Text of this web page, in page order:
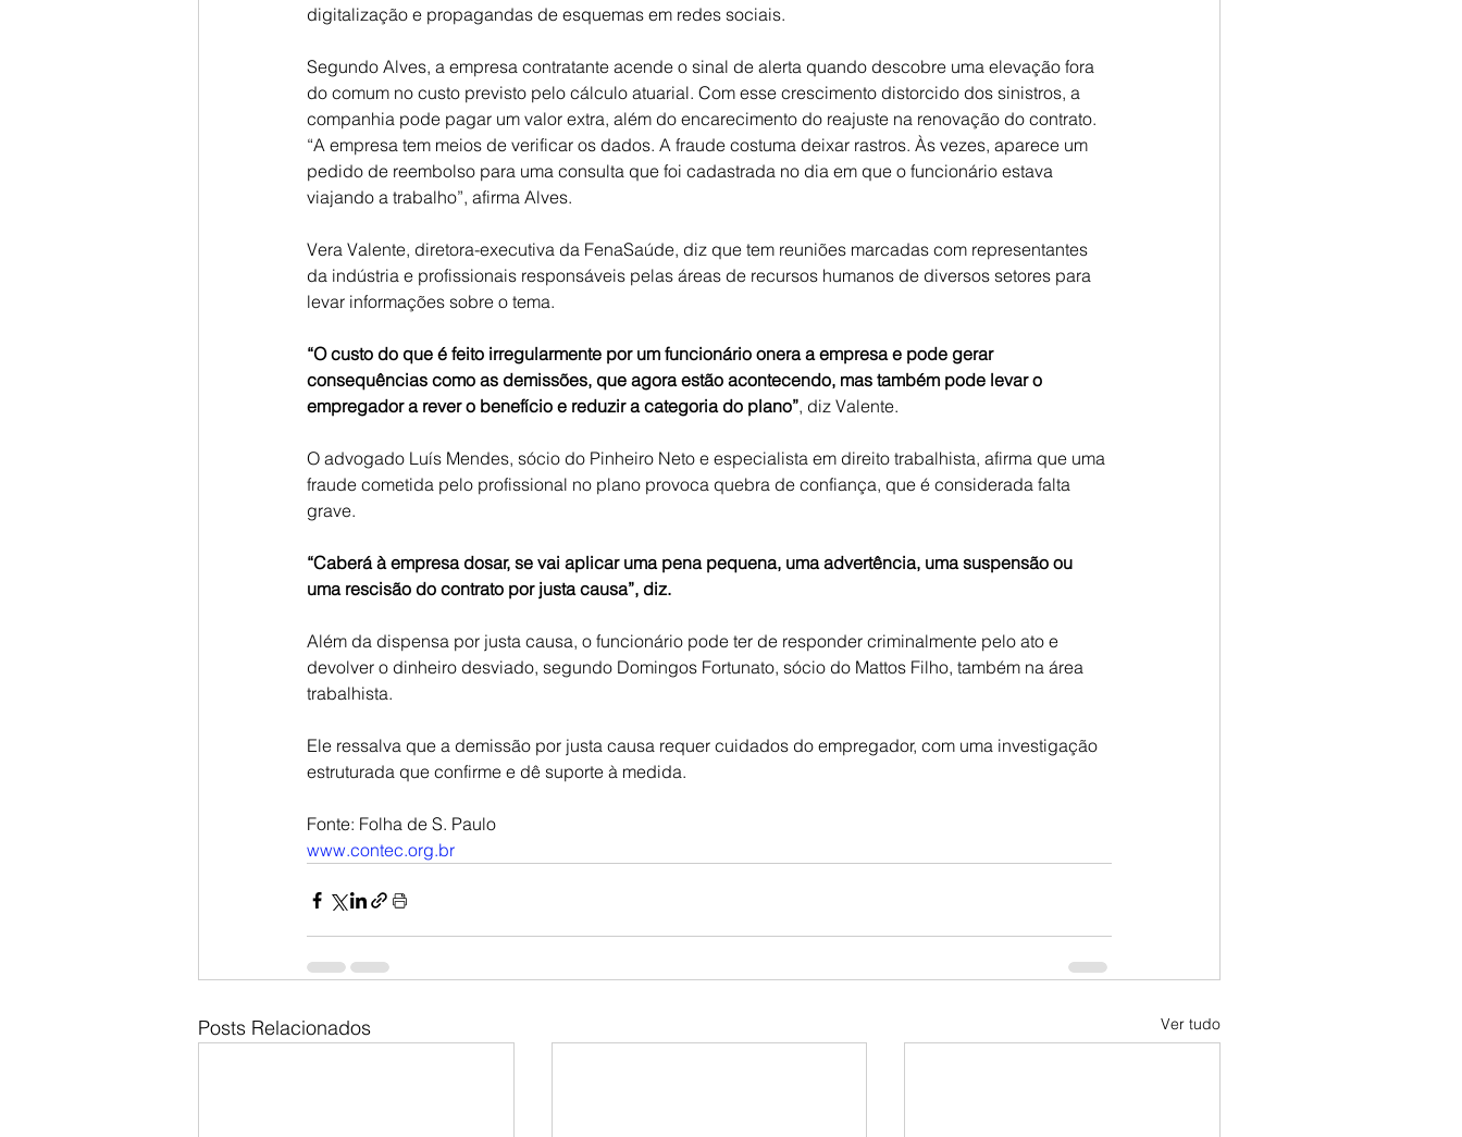
digitalização e propagandas de esquemas em redes sociais.
Segundo Alves, a empresa contratante acende o sinal de alerta quando descobre uma elevação fora
do comum no custo previsto pelo cálculo atuarial. Com esse crescimento distorcido dos sinistros, a
companhia pode pagar um valor extra, além do encarecimento do reajuste na renovação do contrato.
“A empresa tem meios de verificar os dados. A fraude costuma deixar rastros. Às vezes, aparece um
pedido de reembolso para uma consulta que foi cadastrada no dia em que o funcionário estava
viajando a trabalho”, afirma Alves.
Vera Valente, diretora-executiva da FenaSaúde, diz que tem reuniões marcadas com representantes
da indústria e profissionais responsáveis pelas áreas de recursos humanos de diversos setores para
levar informações sobre o tema.
“O custo do que é feito irregularmente por um funcionário onera a empresa e pode gerar
consequências como as demissões, que agora estão acontecendo, mas também pode levar o
empregador a rever o benefício e reduzir a categoria do plano”, diz Valente.
O advogado Luís Mendes, sócio do Pinheiro Neto e especialista em direito trabalhista, afirma que uma
fraude cometida pelo profissional no plano provoca quebra de confiança, que é considerada falta
grave.
“Caberá à empresa dosar, se vai aplicar uma pena pequena, uma advertência, uma suspensão ou
uma rescisão do contrato por justa causa”, diz.
Além da dispensa por justa causa, o funcionário pode ter de responder criminalmente pelo ato e
devolver o dinheiro desviado, segundo Domingos Fortunato, sócio do Mattos Filho, também na área
trabalhista.
Ele ressalva que a demissão por justa causa requer cuidados do empregador, com uma investigação
estruturada que confirme e dê suporte à medida.
Fonte: Folha de S. Paulo
www.contec.org.br
Posts Relacionados Ver tudo